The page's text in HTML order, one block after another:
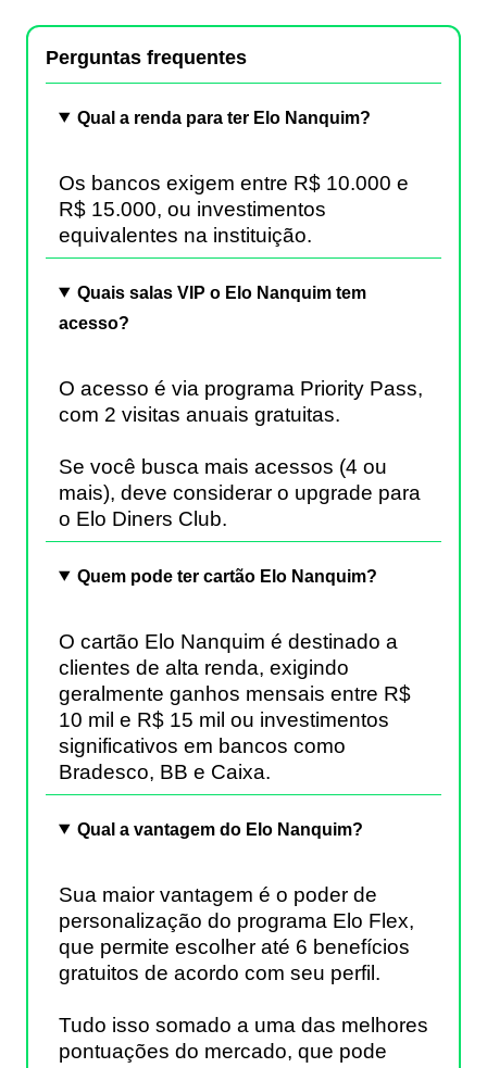
Perguntas frequentes
Qual a renda para ter Elo Nanquim?
Os bancos exigem entre R$ 10.000 e
R$ 15.000, ou investimentos
equivalentes na instituição.
Quais salas VIP o Elo Nanquim tem
acesso?
O acesso é via programa Priority Pass,
com 2 visitas anuais gratuitas.
Se você busca mais acessos (4 ou
mais), deve considerar o upgrade para
o Elo Diners Club.
Quem pode ter cartão Elo Nanquim?
O cartão Elo Nanquim é destinado a
clientes de alta renda, exigindo
geralmente ganhos mensais entre R$
10 mil e R$ 15 mil ou investimentos
significativos em bancos como
Bradesco, BB e Caixa.
Qual a vantagem do Elo Nanquim?
Sua maior vantagem é o poder de
personalização do programa Elo Flex,
que permite escolher até 6 benefícios
gratuitos de acordo com seu perfil.
Tudo isso somado a uma das melhores
pontuações do mercado, que pode